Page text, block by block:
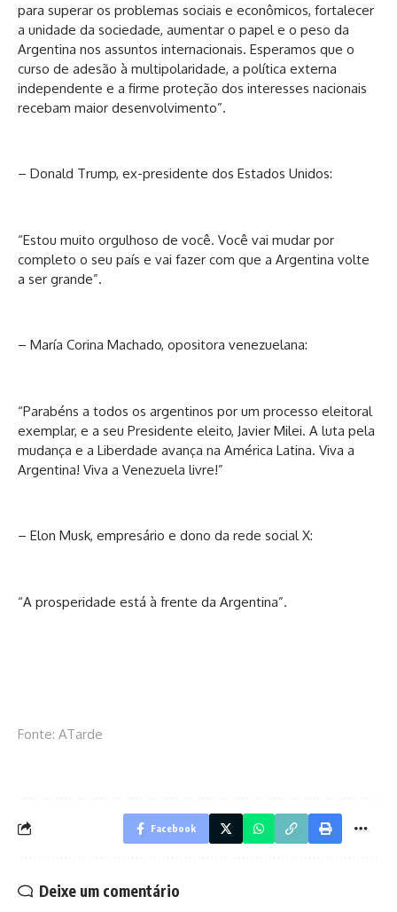
para superar os problemas sociais e econômicos, fortalecer
a unidade da sociedade, aumentar o papel e o peso da
Argentina nos assuntos internacionais. Esperamos que o
curso de adesão à multipolaridade, a política externa
independente e a firme proteção dos interesses nacionais
recebam maior desenvolvimento”.
– Donald Trump, ex-presidente dos Estados Unidos:
“Estou muito orgulhoso de você. Você vai mudar por
completo o seu país e vai fazer com que a Argentina volte
a ser grande”.
– María Corina Machado, opositora venezuelana:
“Parabéns a todos os argentinos por um processo eleitoral
exemplar, e a seu Presidente eleito, Javier Milei. A luta pela
mudança e a Liberdade avança na América Latina. Viva a
Argentina! Viva a Venezuela livre!”
– Elon Musk, empresário e dono da rede social X:
“A prosperidade está à frente da Argentina”.
Fonte: ATarde
Facebook
Deixe um comentário